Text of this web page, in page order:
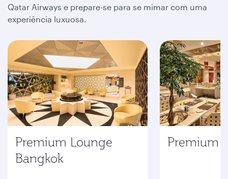
Qatar Airways e prepare-se para se mimar com uma
experiência luxuosa.
Premium Lounge
Bangkok
Premium